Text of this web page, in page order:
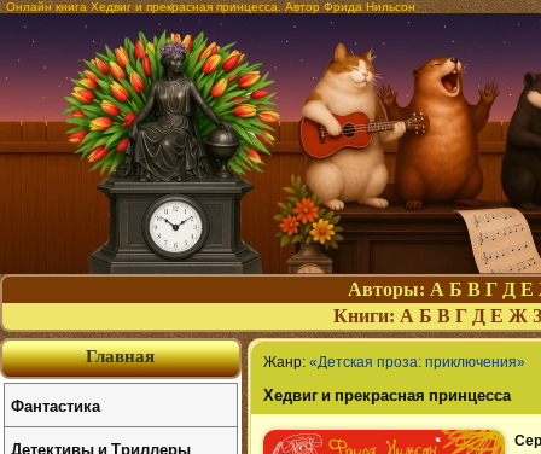
Онлайн книга Хедвиг и прекрасная принцесса. Автор Фрида Нильсон
Авторы: А Б В Г Д Е
Книги: А Б В Г Д Е Ж З
Жанр: «Детская проза: приключения»
Хедвиг и прекрасная принцесса
Главная
Фантастика
Детективы и Триллеры